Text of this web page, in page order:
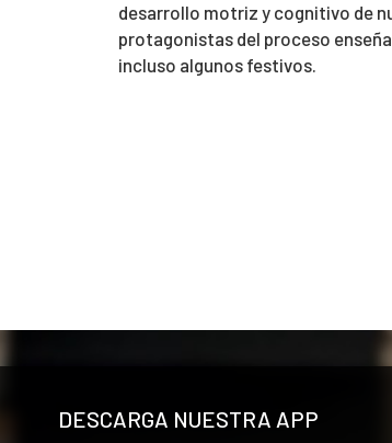
desarrollo motriz y cognitivo de
protagonistas del proceso
incluso algunos festivos.
DESCARGA NUESTRA APP